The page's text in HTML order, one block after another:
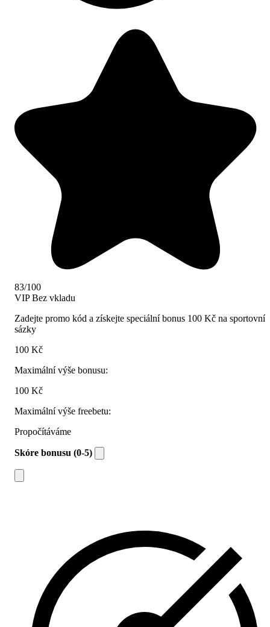
83/100
VIPBez vkladu
Zadejte promo kód a získejte speciální bonus 100 Kč na sportovní
sázky
100 Kč
Maximální výše bonusu:
100 Kč
Maximální výše freebetu:
Propočítáváme
Skóre bonusu (0-5)